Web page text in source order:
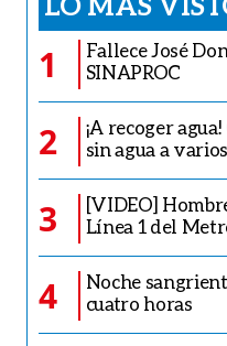
1
Fallece José
SINAPROC
2
¡A recoger
sin agua a
3
[VIDEO]
Línea 1 del
4
Noche
cuatro horas